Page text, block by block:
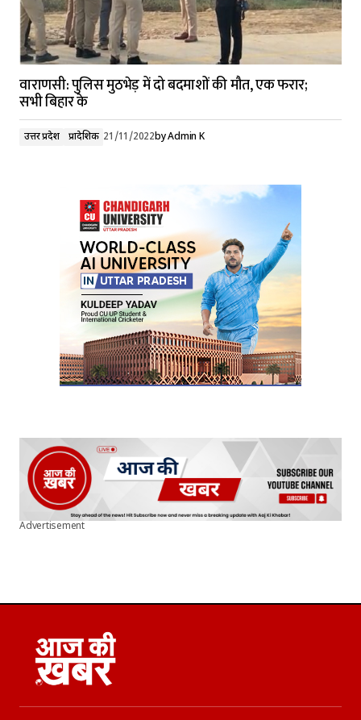
वाराणसी: पुलिस मुठभेड़ में दो बदमाशों की मौत, एक फरार;
सभी बिहार के
उत्तर प्रदेश प्रादेशिक 21/11/2022byAdmin K
Advertisement